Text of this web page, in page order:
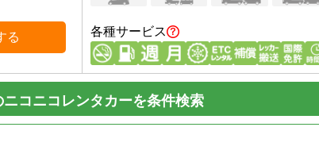
る 各種サービス
コニコレンタカーを条件検索